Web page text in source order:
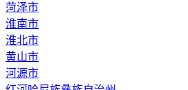
菏泽市
淮南市
淮北市
黄山市
河源市